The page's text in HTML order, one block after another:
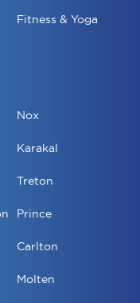
Fitness & Yoga
Nox
Karakal
Treton
Prince
Carlton
Molten